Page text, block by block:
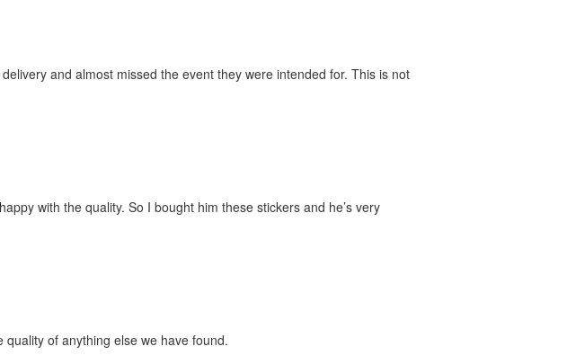
and almost missed the event they were intended for. This is not
with the quality. So I bought him these stickers and he’s very
of anything else we have found.